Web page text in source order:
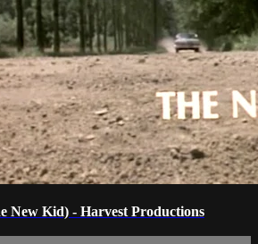
New Kid) - Harvest Productions